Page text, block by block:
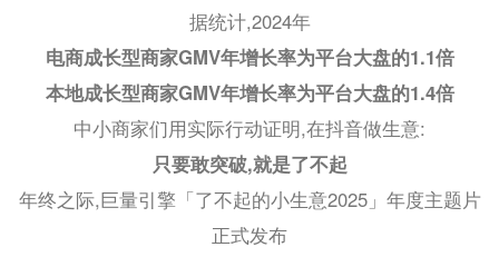
据统计,2024年
电商成长型商家GMV年增长率为平台大盘的1.1倍
本地成长型商家GMV年增长率为平台大盘的1.4倍
中小商家们用实际行动证明,在抖音做生意:
只要敢突破,就是了不起
年终之际,巨量引擎「了不起的小生意2025」年度主题片
正式发布